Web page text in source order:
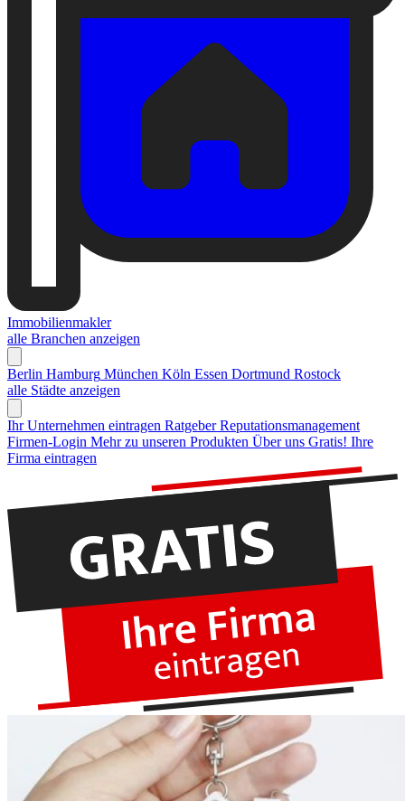
Immobilienmakler
alle Branchen anzeigen
Berlin Hamburg München Köln Essen Dortmund Rostock
alle Städte anzeigen
Ihr Unternehmen eintragen Ratgeber Reputationsmanagement
Firmen-Login Mehr zu unseren Produkten Über uns Gratis! Ihre
Firma eintragen